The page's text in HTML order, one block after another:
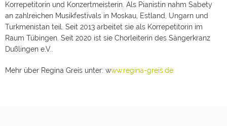
Korrepetitorin und Konzertmeisterin. Als Pianistin nahm Sabety
an zahlreichen Musikfestivals in Moskau, Estland, Ungarn und
Turkmenistan teil. Seit 2013 arbeitet sie als Korrepetitorin im
Raum Tübingen. Seit 2020 ist sie Chorleiterin des Sängerkranz
Dußlingen e.V..
Mehr über Regina Greis unter: www.regina-greis.de